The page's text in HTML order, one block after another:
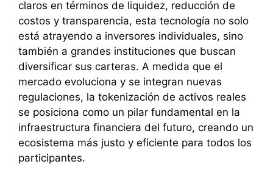
claros en términos de liquidez, reducción de
costos y transparencia, esta tecnología no solo
está atrayendo a inversores individuales, sino
también a grandes instituciones que buscan
diversificar sus carteras. A medida que el
mercado evoluciona y se integran nuevas
regulaciones, la tokenización de activos reales
se posiciona como un pilar fundamental en la
infraestructura financiera del futuro, creando un
ecosistema más justo y eficiente para todos los
participantes.